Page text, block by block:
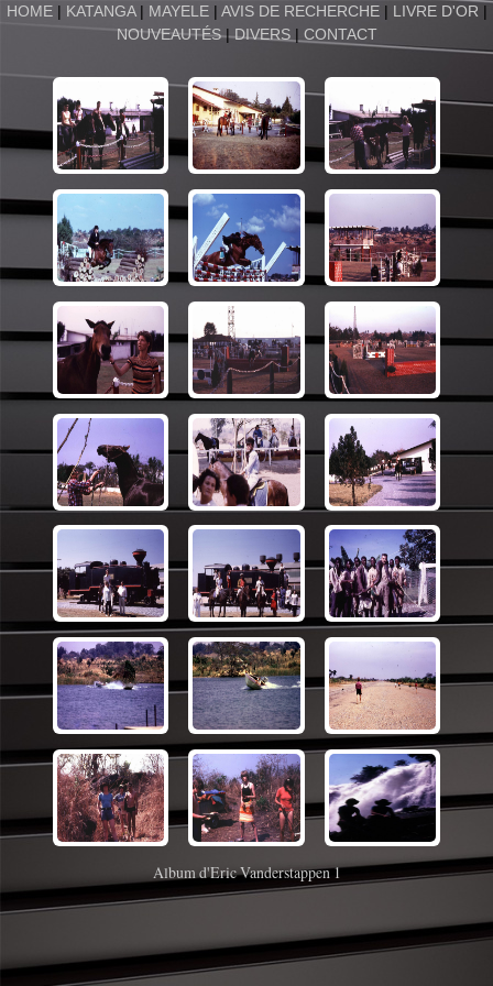
HOME | KATANGA| MAYELE| AVIS DE RECHERCHE| LIVRE D'OR |
NOUVEAUTÉS|DIVERS| CONTACT
Album d'Eric Vanderstappen 1